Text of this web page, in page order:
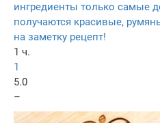
ингредиенты только самые
получаются красивые,
на заметку рецепт!
1 ч.
1
5.0
–